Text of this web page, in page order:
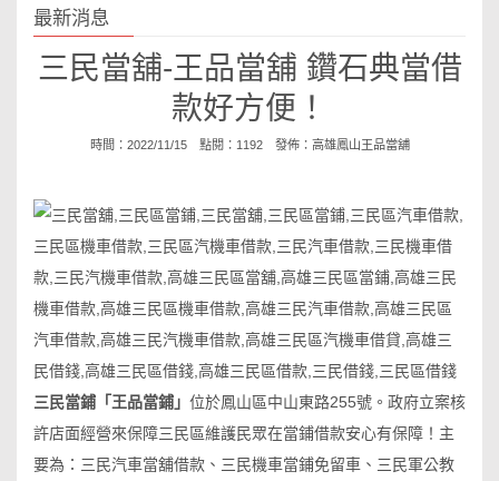
最新消息
三民當舖-王品當舖 鑽石典當借
款好方便！
時間：2022/11/15 點閱：1192 發佈： 高雄鳳山王品當舖
三民當鋪「王品當鋪」 位於鳳山區中山東路255號。政府立案核
許店面經營來保障三民區維護民眾在當鋪借款安心有保障！主
要為：三民汽車當舖借款、三民機車當鋪免留車、三民軍公教